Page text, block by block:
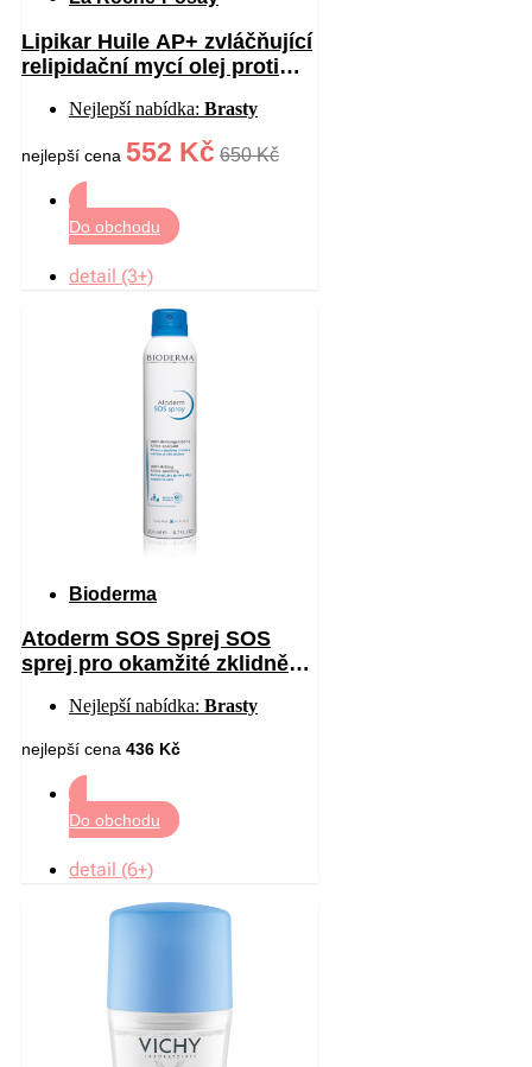
Lipikar Huile AP+ zvláčňující
relipidační mycí olej proti
Nejlepší nabídka: Brasty
nejlepší cena 552 Kč 650 Kč
Do obchodu
detail (3+)
Bioderma
Atoderm SOS Sprej SOS
sprej pro okamžité zklidnění
Nejlepší nabídka: Brasty
nejlepší cena 436 Kč
Do obchodu
detail (6+)